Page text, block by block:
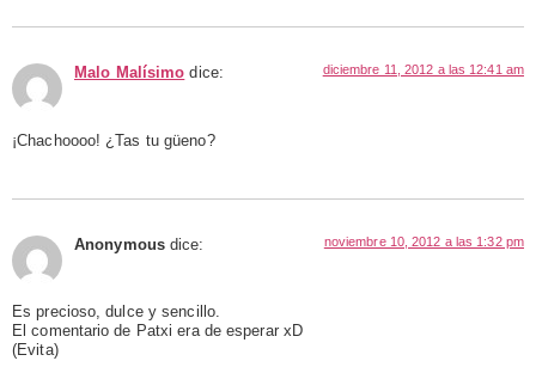
Malo Malísimo dice: diciembre 11, 2012 a las 12:41 am
¡Chachoooo! ¿Tas tu güeno?
Anonymous dice: noviembre 10, 2012 a las 1:32 pm
Es precioso, dulce y sencillo.
El comentario de Patxi era de esperar xD
(Evita)